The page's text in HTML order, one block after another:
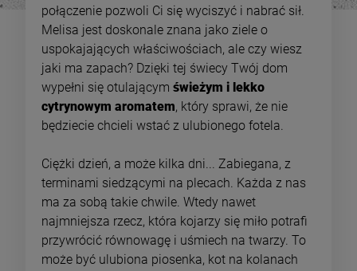
połączenie pozwoli Ci się wyciszyć i nabrać sił.
Melisa jest doskonale znana jako ziele o
uspokajających właściwościach, ale czy wiesz
jaki ma zapach? Dzięki tej świecy Twój dom
wypełni się otulającym świeżym i lekko
cytrynowym aromatem, który sprawi, że nie
będziecie chcieli wstać z ulubionego fotela.
Ciężki dzień, a może kilka dni... Zabiegana, z
terminami siedzącymi na plecach. Każda z nas
ma za sobą takie chwile. Wtedy nawet
najmniejsza rzecz, która kojarzy się miło potrafi
przywrócić równowagę i uśmiech na twarzy. To
może być ulubiona piosenka, kot na kolanach